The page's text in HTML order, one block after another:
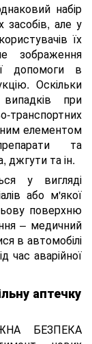
набір
засобів, але у
їх
зображення
допомоги в
Оскільки
при
елементом
та
джгути та ін.
у вигляді
або м'якої
поверхню
– медичний
в автомобілі
час аварійної
аптечку
БЕЗПЕКА